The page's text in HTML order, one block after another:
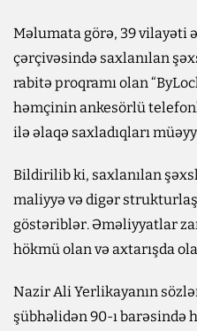
Məlumata görə, 39 vilayəti
çərçivəsində saxlanılan
rabitə proqramı olan
həmçinin ankesörlü
ilə əlaqə saxladıqları
Bildirilib ki, saxlanılan
maliyyə və digər
göstəriblər. Əməliyyatlar
hökmü olan və axtarışda
Nazir Ali Yerlikayanın
şübhəlidən 90-ı barəsində